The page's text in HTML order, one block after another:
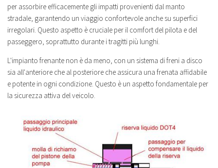
per assorbire efficacemente gli impatti provenienti dal manto
stradale, garantendo un viaggio confortevole anche su superfici
irregolari. Questo aspetto è cruciale per il comfort del pilota e del
passeggero, soprattutto durante i tragitti più lunghi.
L'impianto frenante non è da meno, con un sistema di freni a disco
sia all'anteriore che al posteriore che assicura una frenata affidabile
e potente in ogni condizione. Questo è un aspetto fondamentale per
la sicurezza attiva del veicolo.